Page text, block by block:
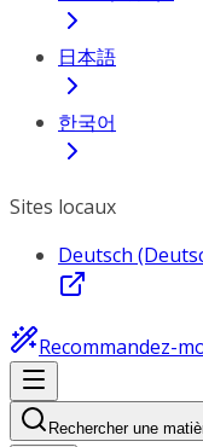
日本語
한국어
Sites locaux
Deutsch
Recommandez-
Rechercher une